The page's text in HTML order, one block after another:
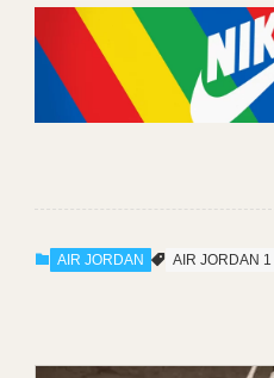
AIR JORDAN AIR JORDAN 1